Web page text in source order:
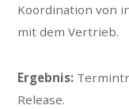
Koordination von
mit dem Vertrieb.
Ergebnis:
Release.